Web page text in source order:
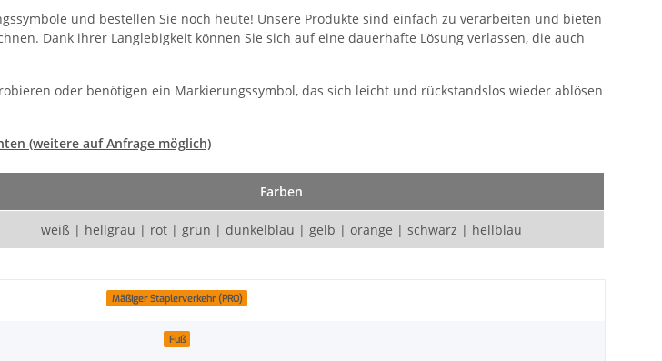
und bestellen Sie noch heute! Unsere Produkte sind einfach zu verarbeiten und bieten
Dank ihrer Langlebigkeit können Sie sich auf eine dauerhafte Lösung verlassen, die auch
oder benötigen ein Markierungssymbol, das sich leicht und rückstandslos wieder ablösen
(weitere auf Anfrage möglich)
Farben
weiß | hellgrau | rot | grün | dunkelblau | gelb | orange | schwarz | hellblau
Mäßiger Staplerverkehr (PRO)
Fuß